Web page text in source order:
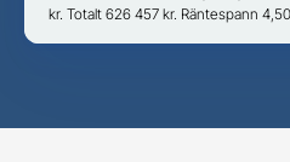
kr. Totalt 626 457 kr. Räntespann